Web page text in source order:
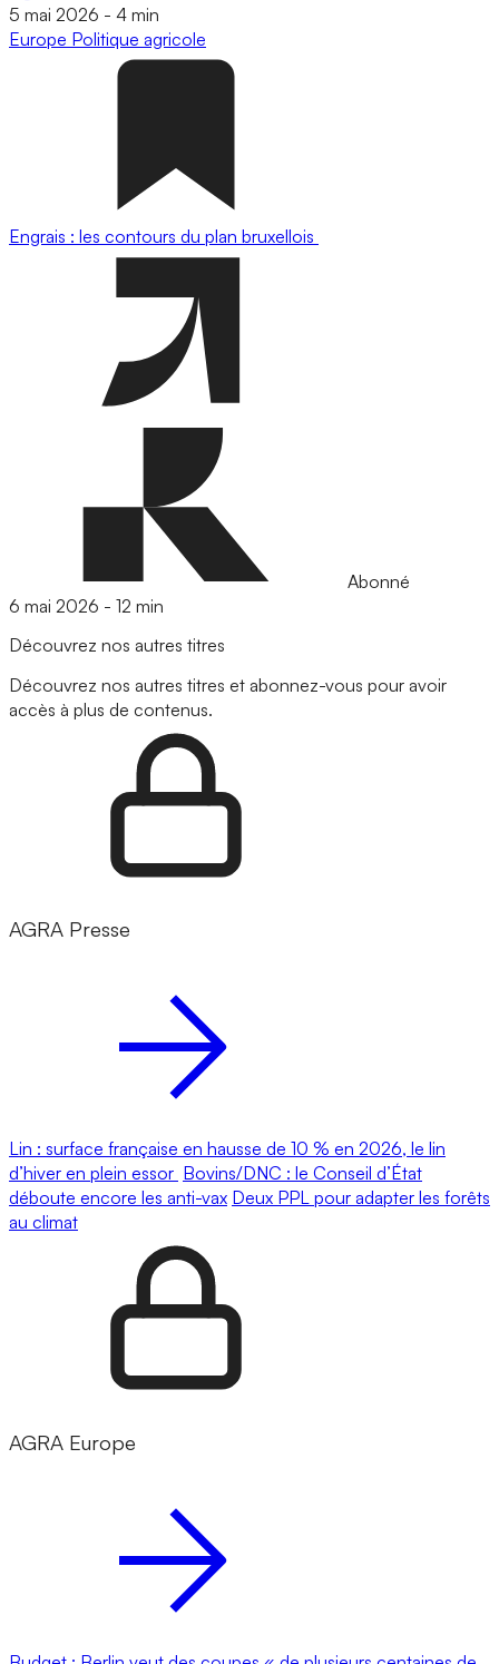
5 mai 2026 - 4 min
Europe Politique agricole
Engrais : les contours du plan bruxellois
Abonné
6 mai 2026 - 12 min
Découvrez nos autres titres
Découvrez nos autres titres et abonnez-vous pour avoir
accès à plus de contenus.
AGRA Presse
Lin : surface française en hausse de 10 % en 2026, le lin
d’hiver en plein essor Bovins/DNC : le Conseil d’État
déboute encore les anti-vax Deux PPL pour adapter les forêts
au climat
AGRA Europe